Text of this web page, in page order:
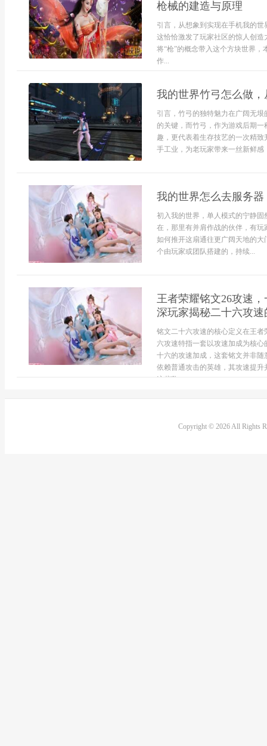
枪械的建造与原理
引言，从想象到实现在手机我的
这恰恰激发了玩家社区的惊人创
将“枪”的概念带入这个方块世界
作...
我的世界竹弓怎么做
引言，竹弓的独特魅力在广阔无
的关键，而竹弓，作为游戏后期
趣，更代表着生存技艺的一次精
手工业，为老玩家带来一丝新鲜感
我的世界怎么去服务
初入我的世界，单人模式的宁静
在，那里有并肩作战的伙伴，有
如何推开这扇通往更广阔天地的
个由玩家或团队搭建的，持续...
王者荣耀铭文26攻速
深玩家揭秘二十六攻
铭文二十六攻速的核心定义在王
六攻速特指一套以攻速加成为核
十六的攻速加成，这套铭文并非
依赖普通攻击的英雄，其攻速提
这些数...
Copyright © 2026 All Rights